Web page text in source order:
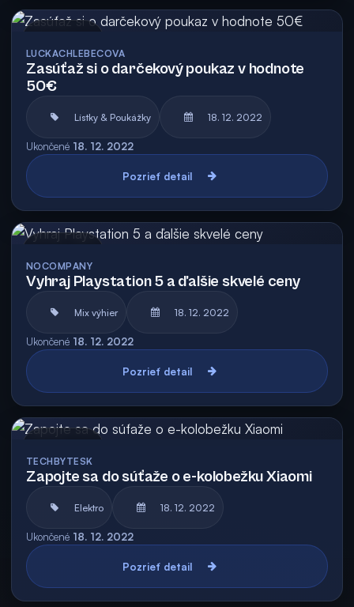
LUCKACHLEBECOVA
Zasúťaž si o darčekový poukaz v hodnote
50€
Lístky & Poukážky 18. 12. 2022
Ukončené 18. 12. 2022
Pozrieť detail
NOCOMPANY
Vyhraj Playstation 5 a ďalšie skvelé ceny
Mix výhier 18. 12. 2022
Ukončené 18. 12. 2022
Pozrieť detail
TECHBYTESK
Zapojte sa do súťaže o e-kolobežku Xiaomi
Elektro 18. 12. 2022
Ukončené 18. 12. 2022
Pozrieť detail